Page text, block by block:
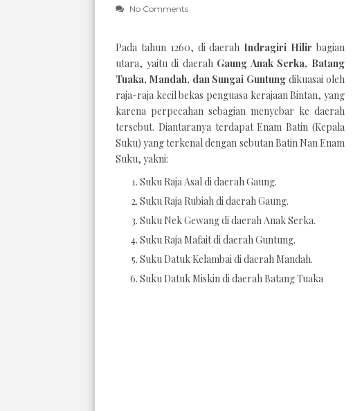
No Comments
Pada tahun 1260, di daerah Indragiri Hilir bagian
utara, yaitu di daerah Gaung Anak Serka, Batang
Tuaka, Mandah, dan Sungai Guntungdikuasai oleh
raja-raja kecil bekas penguasa kerajaan Bintan, yang
karena perpecahan sebagian menyebar ke daerah
tersebut. Diantaranya terdapat Enam Batin (Kepala
Suku) yang terkenal dengan sebutan Batin Nan Enam
Suku, yakni:
Suku Raja Asal di daerah Gaung.
Suku Raja Rubiah di daerah Gaung.
Suku Nek Gewang di daerah Anak Serka.
Suku Raja Mafait di daerah Guntung.
Suku Datuk Kelambai di daerah Mandah.
Suku Datuk Miskin di daerah Batang Tuaka